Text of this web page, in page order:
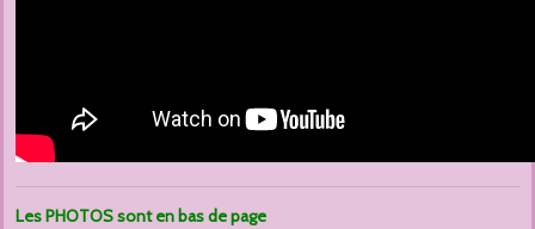
Les PHOTOS sont en bas de page